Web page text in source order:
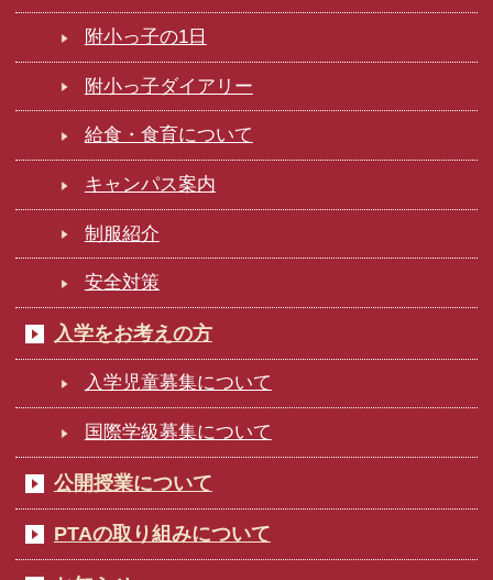
附小っ子の1日
附小っ子ダイアリー
給食・食育について
キャンパス案内
制服紹介
安全対策
入学をお考えの方
入学児童募集について
国際学級募集について
公開授業について
PTAの取り組みについて